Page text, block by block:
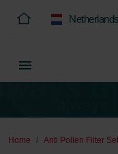
Netherlands
Home Anti Pollen Filter